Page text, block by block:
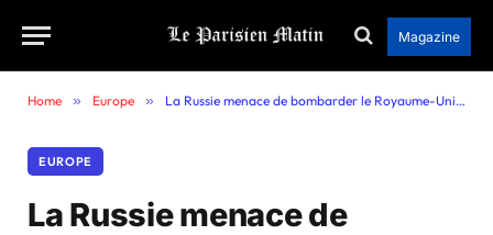
Magazine
Home » Europe » La Russie menace de bombarder le Royaume-Uni en ciblant plusieurs usines de drones en Europe
EUROPE
La Russie menace de